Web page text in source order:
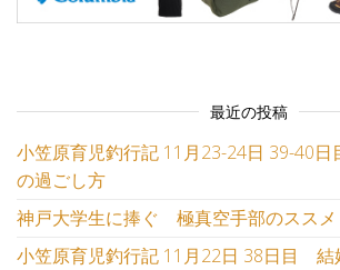
最近の投稿
小笠原育児釣行記 11月23-24日 39-40
の過ごし方
神戸大学生に捧ぐ 極真空手部のススメ
小笠原育児釣行記 11月22日 38日目 結